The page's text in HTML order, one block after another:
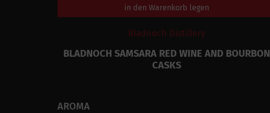
in den Warenkorb legen
Bladnoch Distillery
BLADNOCH SAMSARA RED WINE AND BOURBON
CASKS
AROMA